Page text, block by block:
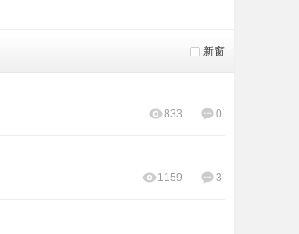
新窗
0
833
3
1159